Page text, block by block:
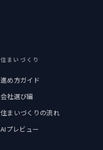
住まいづくり
進め方ガイド
会社選び編
住まいづくりの流れ
AIプレビュー